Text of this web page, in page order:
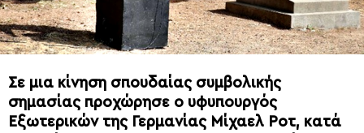
Σε μια κίνηση σπουδαίας συμβολικής
σημασίας προχώρησε ο υφυπουργός
Εξωτερικών της Γερμανίας Μίχαελ Ροτ, κατά